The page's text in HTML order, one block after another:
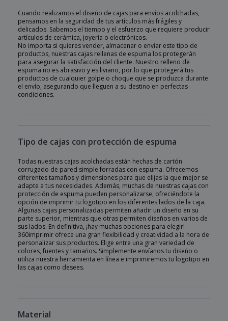
Cuando realizamos el diseño de cajas para envíos acolchadas,
pensamos en la seguridad de tus artículos más frágiles y
delicados. Sabemos el tiempo y el esfuerzo que requiere producir
artículos de cerámica, joyería o electrónicos.
No importa si quieres vender, almacenar o enviar este tipo de
productos, nuestras cajas rellenas de espuma los protegerán
para asegurar la satisfacción del cliente. Nuestro relleno de
espuma no es abrasivo y es liviano, por lo que protegerá tus
productos de cualquier golpe o choque que se produzca durante
el envío, asegurando que lleguen a su destino en perfectas
condiciones.
Tipo de cajas con protección de espuma
Todas nuestras cajas acolchadas están hechas de cartón
corrugado de pared simple forradas con espuma. Ofrecemos
diferentes tamaños y dimensiones para que elijas la que mejor se
adapte a tus necesidades. Además, muchas de nuestras cajas con
protección de espuma pueden personalizarse, ofreciéndote la
opción de imprimir tu logotipo en los diferentes lados de la caja.
Algunas cajas personalizadas permiten añadir un diseño en su
parte superior, mientras que otras permiten diseños en varios de
sus lados. En definitiva, ¡hay muchas opciones para elegir!
360imprimir ofrece una gran flexibilidad y creatividad a la hora de
personalizar sus productos. Elige entre una gran variedad de
colores, fuentes y tamaños. Simplemente envíanos tu diseño o
utiliza nuestra herramienta en línea e imprimiremos tu logotipo en
las cajas como desees.
Material